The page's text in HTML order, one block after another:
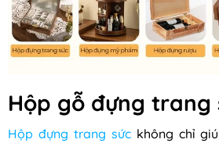
Hộp gỗ đựng trang
Hộp đựng trang sứckhông chỉ